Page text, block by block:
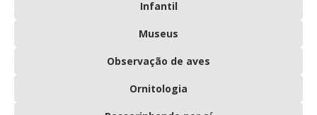
Infantil
Museus
Observação de aves
Ornitologia